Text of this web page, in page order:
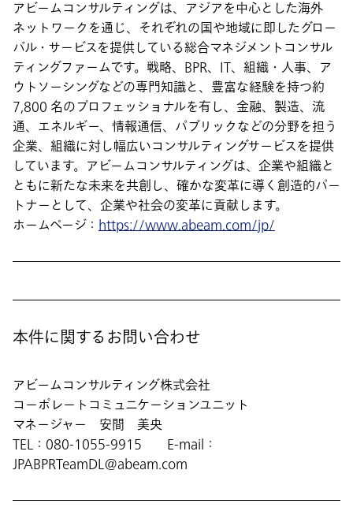
アビームコンサルティングは、アジアを中心とした海外
ネットワークを通じ、それぞれの国や地域に即したグロー
バル・サービスを提供している総合マネジメントコンサル
ティングファームです。戦略、BPR、IT、組織・人事、ア
ウトソーシングなどの専門知識と、豊富な経験を持つ約
7,800 名のプロフェッショナルを有し、金融、製造、流
通、エネルギー、情報通信、パブリックなどの分野を担う
企業、組織に対し幅広いコンサルティングサービスを提供
しています。アビームコンサルティングは、企業や組織と
ともに新たな未来を共創し、確かな変革に導く創造的パー
トナーとして、企業や社会の変革に貢献します。
ホームページ： https://www.abeam.com/jp/
本件に関するお問い合わせ
アビームコンサルティング株式会社
コーポレートコミュニケーションユニット
マネージャー 安間 美央
TEL：080-1055-9915 E-mail：
JPABPRTeamDL@abeam.com